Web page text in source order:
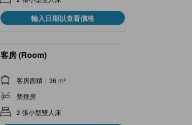
輸入日期以查看價格
客房 (Room)
客房面積：36 m²
禁煙房
2 張小型雙人床